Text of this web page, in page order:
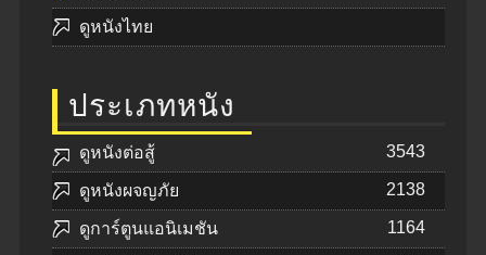
ดูหนังไทย
ประเภทหนัง
ดูหนังต่อสู้ 3543
ดูหนังผจญภัย 2138
ดูการ์ตูนแอนิเมชัน 1164